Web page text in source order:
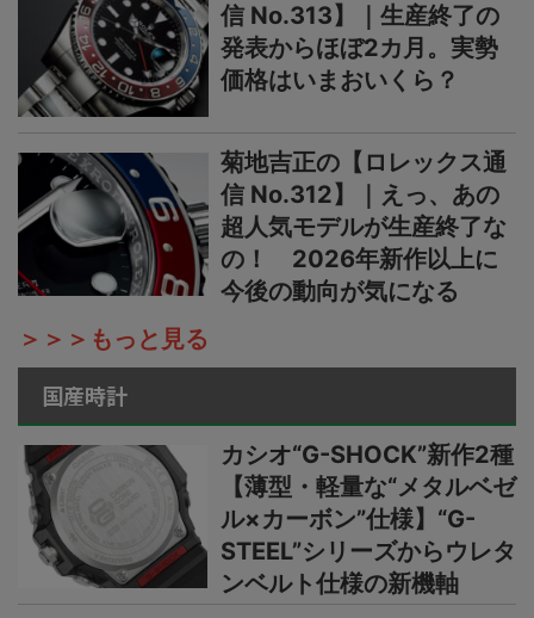
信 No.313】｜生産終了の
発表からほぼ2カ月。実勢
価格はいまおいくら？
菊地吉正の【ロレックス通
信 No.312】｜えっ、あの
超人気モデルが生産終了な
の！ 2026年新作以上に
今後の動向が気になる
＞＞＞もっと見る
国産時計
カシオ“G-SHOCK”新作2種
【薄型・軽量な“メタルベゼ
ル×カーボン”仕様】“G-
STEEL”シリーズからウレタ
ンベルト仕様の新機軸